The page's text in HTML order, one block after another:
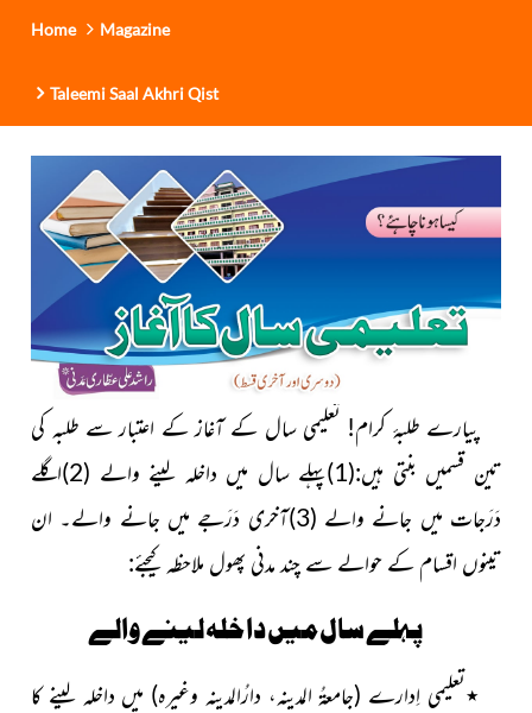
Home Magazine
Taleemi Saal Akhri Qist
پیارے طلبۂ کرام! تعلیمی سال کے آغاز کے اعتبار سے طلبہ کی
تین قسمیں بنتی ہیں:(1)پہلے سال میں داخلہ لینے والے (2)اگلے
دَرَجات میں جانے والے (3)آخری دَرَجے میں جانے والے۔ ان
تینوں اقسام کے حوالے سے چند مدنی پھول ملاحظہ کیجئے:
پہلے سال میں داخلہ لینے والے
٭تعلیمی اِدارے (جامعۃُ المدینہ، دارُالمدینہ وغیرہ) میں داخلہ لینے کا